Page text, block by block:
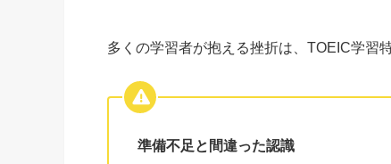
多くの学習者が抱える挫折は、TOEIC学習
準備不足と間違った認識